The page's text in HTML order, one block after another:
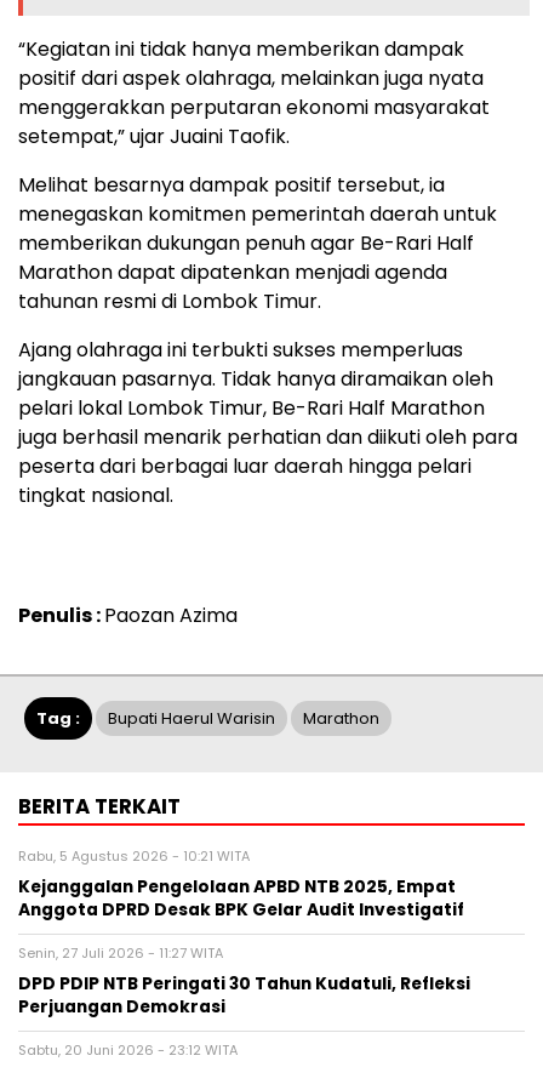
“Kegiatan ini tidak hanya memberikan dampak
positif dari aspek olahraga, melainkan juga nyata
menggerakkan perputaran ekonomi masyarakat
setempat,” ujar Juaini Taofik.
Melihat besarnya dampak positif tersebut, ia
menegaskan komitmen pemerintah daerah untuk
memberikan dukungan penuh agar Be-Rari Half
Marathon dapat dipatenkan menjadi agenda
tahunan resmi di Lombok Timur.
Ajang olahraga ini terbukti sukses memperluas
jangkauan pasarnya. Tidak hanya diramaikan oleh
pelari lokal Lombok Timur, Be-Rari Half Marathon
juga berhasil menarik perhatian dan diikuti oleh para
peserta dari berbagai luar daerah hingga pelari
tingkat nasional.
Penulis :Paozan Azima
Tag : Bupati Haerul Warisin Marathon
BERITA TERKAIT
Rabu, 5 Agustus 2026 - 10:21 WITA
Kejanggalan Pengelolaan APBD NTB 2025, Empat
Anggota DPRD Desak BPK Gelar Audit Investigatif
Senin, 27 Juli 2026 - 11:27 WITA
DPD PDIP NTB Peringati 30 Tahun Kudatuli, Refleksi
Perjuangan Demokrasi
Sabtu, 20 Juni 2026 - 23:12 WITA